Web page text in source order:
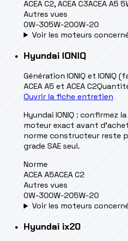
ACEA C2, ACEA C3ACEA A5
Autres vues
0W-305W-200W-20
Voir les moteurs
Hyundai IONIQ
Génération IONIQ et IONIQ
ACEA A5 et ACEA C2
Ouvrir la fiche entretien
Hyundai IONIQ : confirmez
moteur exact avant
norme constructeur reste
grade SAE seul.
Norme
ACEA A5ACEA C2
Autres vues
0W-300W-205W-20
Voir les moteurs
Hyundai ix20